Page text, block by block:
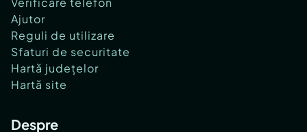
Ajutor
Reguli de utilizare
Sfaturi de securitate
Hartă județelor
Hartă site
Despre